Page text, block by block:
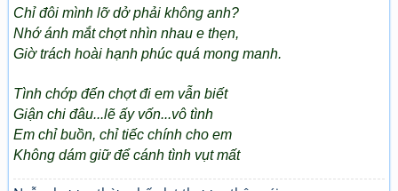
Chỉ đôi mình lỡ dở phải không anh?
Nhớ ánh mắt chợt nhìn nhau e thẹn,
Giờ trách hoài hạnh phúc quá mong manh.
Tình chớp đến chợt đi em vẫn biết
Giận chi đâu...lẽ ấy vốn...vô tình
Em chỉ buồn, chỉ tiếc chính cho em
Không dám giữ để cánh tình vụt mất